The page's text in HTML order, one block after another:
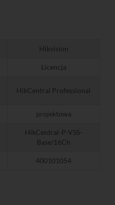
Hikvision
Licencja
HikCentral Professional
projektowa
HikCentral-P-VSS-
Base/16Ch
400101054